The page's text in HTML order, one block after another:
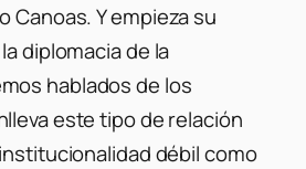
Canoas. Y empieza su
diplomacia de la
hablados de los
este tipo de relación
débil como